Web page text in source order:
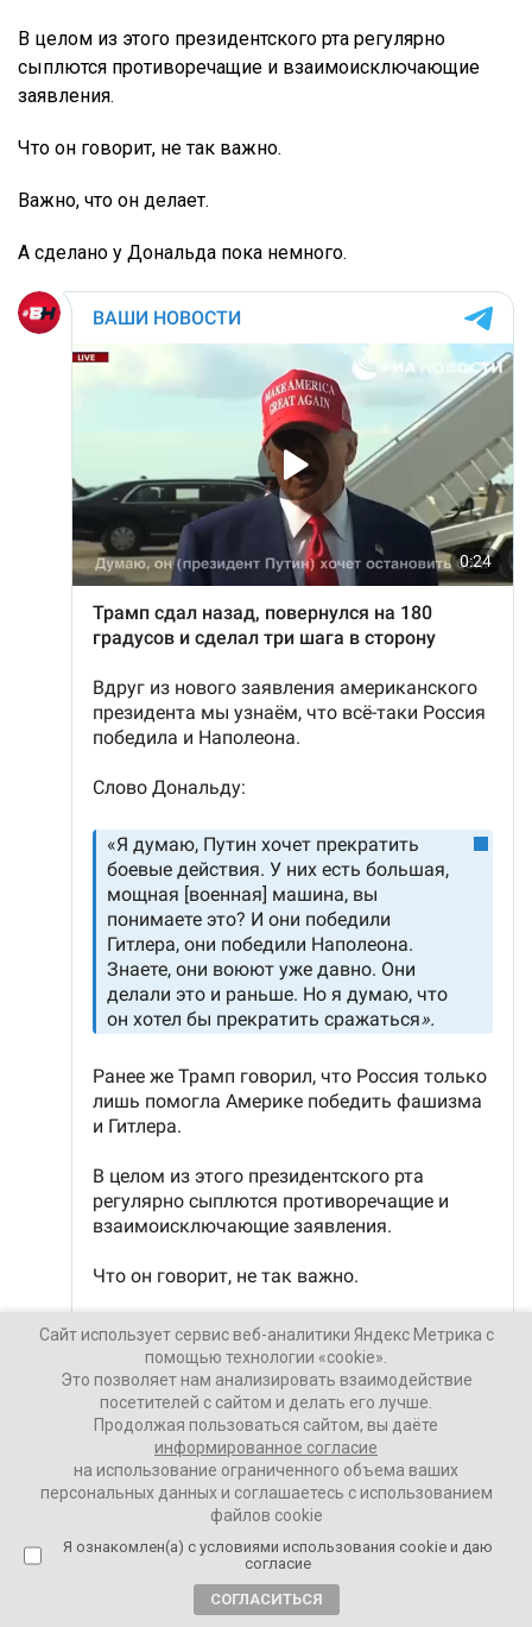
В целом из этого президентского рта регулярно
сыплются противоречащие и взаимоисключающие
заявления.
Что он говорит, не так важно.
Важно, что он делает.
А сделано у Дональда пока немного.
Ваши Новости
17 февраля 2025
Сайт использует сервис веб-аналитики Яндекс Метрика с
помощью технологии «cookie».
Это позволяет нам анализировать взаимодействие
посетителей с сайтом и делать его лучше.
Продолжая пользоваться сайтом, вы даёте
информированное согласие
на использование ограниченного объема ваших
персональных данных и соглашаетесь с использованием
файлов cookie
Я ознакомлен(а) с условиями использования cookie и даю
согласие
СОГЛАСИТЬСЯ